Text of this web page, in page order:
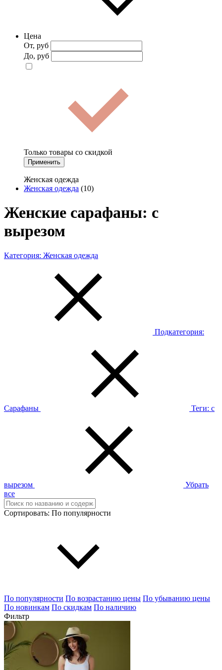
Цена
От, руб
До, руб
Только товары со скидкой
Применить
Женская одежда
Женская одежда (10)
Женские сарафаны: с
вырезом
Категория: Женская одежда
Подкатегория:
Сарафаны Теги: с
вырезом
Убрать
все
Сортировать: По популярности
По популярности По возрастанию цены По убыванию цены
По новинкам По скидкам По наличию
Фильтр